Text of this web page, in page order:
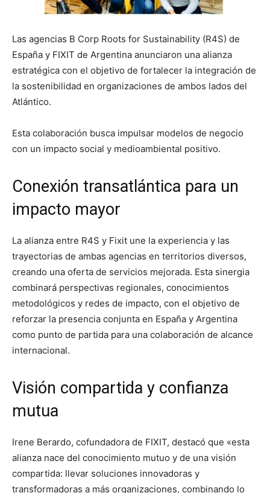
Las agencias B Corp Roots for Sustainability (R4S) de
España y FIXIT de Argentina anunciaron una alianza
estratégica con el objetivo de fortalecer la integración de
la sostenibilidad en organizaciones de ambos lados del
Atlántico.
Esta colaboración busca impulsar modelos de negocio
con un impacto social y medioambiental positivo.
Conexión transatlántica para un
impacto mayor
La alianza entre R4S y Fixit une la experiencia y las
trayectorias de ambas agencias en territorios diversos,
creando una oferta de servicios mejorada. Esta sinergia
combinará perspectivas regionales, conocimientos
metodológicos y redes de impacto, con el objetivo de
reforzar la presencia conjunta en España y Argentina
como punto de partida para una colaboración de alcance
internacional.
Visión compartida y confianza
mutua
Irene Berardo, cofundadora de FIXIT, destacó que «esta
alianza nace del conocimiento mutuo y de una visión
compartida: llevar soluciones innovadoras y
transformadoras a más organizaciones, combinando lo